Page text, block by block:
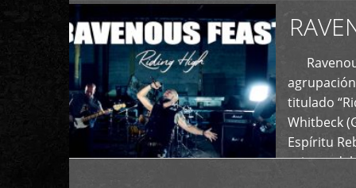
titulado
Whitbeck
Espíritu
oriente